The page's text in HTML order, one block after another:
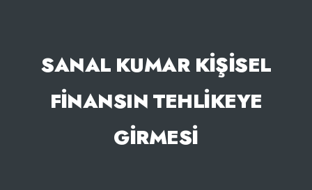
SANAL KUMAR KIŞISEL
FINANSIN TEHLIKEYE
GIRMESI